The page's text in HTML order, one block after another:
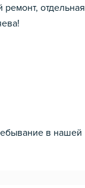
ремонт, отдельная
в нашей